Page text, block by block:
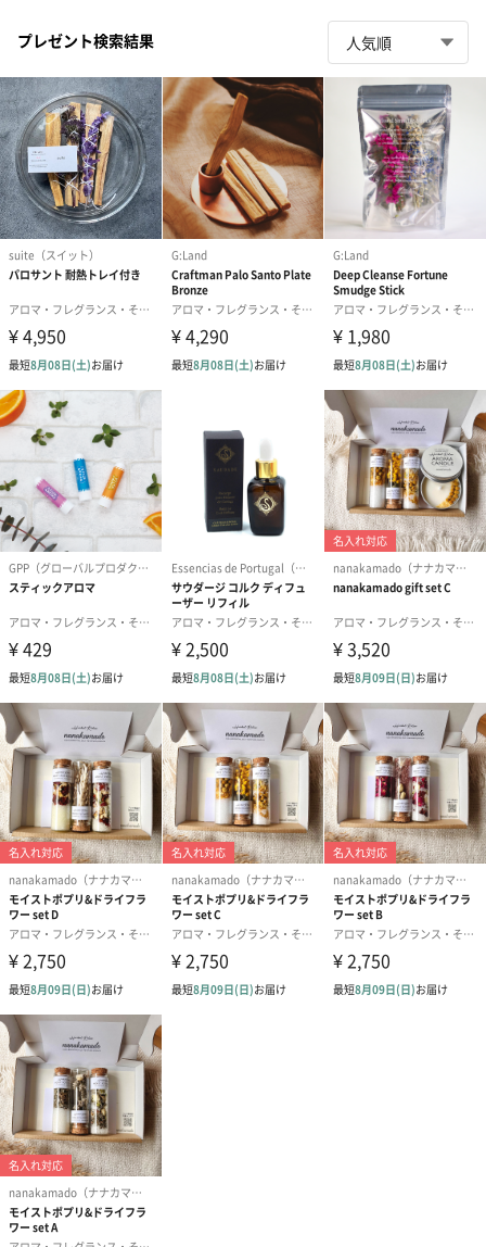
プレゼント検索結果